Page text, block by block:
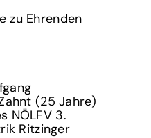
zu Ehrenden
(25 Jahre)
NÖLFV 3.
Ritzinger